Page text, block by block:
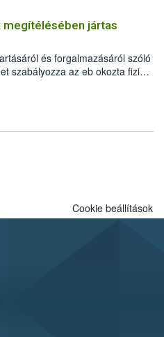
jártas
és forgalmazásáról szóló
szabályozza az eb okozta fizikai
felmerülő
veszélyes eb tartását és annak
Cookie beállítások